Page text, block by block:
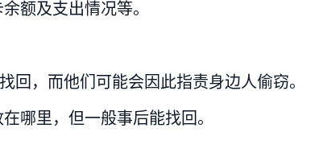
额及支出情况等。
，而他们可能会因此指责身边人偷窃。
哪里，但一般事后能找回。